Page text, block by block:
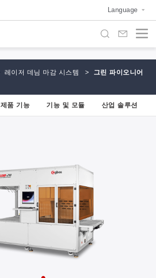
Language
레이저 데님 마감 시스템 >
그린 파이오니어
제품 기능 기능 및 모듈 산업 솔루션